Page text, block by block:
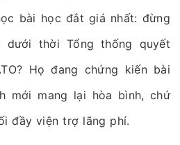
bài học đắt giá nhất: đừng
dưới thời Tổng thống quyết
Họ đang chứng kiến bài
mới mang lại hòa bình, chứ
đầy viện trợ lãng phí.